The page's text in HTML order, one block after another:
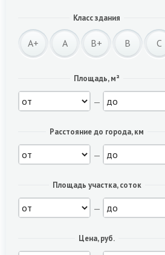
Класс здания
A+ A B+ B C
Площадь, м²
—
Расстояние до города, км
—
Площадь участка, соток
—
Цена, руб.